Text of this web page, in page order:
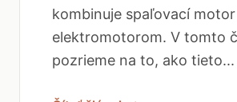
kombinuje spaľovací
elektromotorom. V tomto
pozrieme na to, ako tieto...